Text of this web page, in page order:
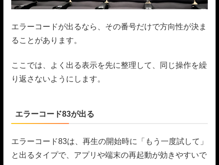
エラーコードが出るなら、その番号だけで方向性が決ま
ることがあります。
ここでは、よく出る表示を先に整理して、同じ操作を繰
り返さないようにします。
エラーコード83が出る
エラーコード83は、再生の開始時に「もう一度試して」
と出るタイプで、アプリや端末の再起動が効きやすいで